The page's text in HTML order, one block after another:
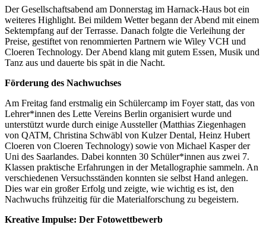
Der Gesellschaftsabend am Donnerstag im Harnack-Haus bot ein
weiteres Highlight. Bei mildem Wetter begann der Abend mit einem
Sektempfang auf der Terrasse. Danach folgte die Verleihung der
Preise, gestiftet von renommierten Partnern wie Wiley VCH und
Cloeren Technology. Der Abend klang mit gutem Essen, Musik und
Tanz aus und dauerte bis spät in die Nacht.
Förderung des Nachwuchses
Am Freitag fand erstmalig ein Schülercamp im Foyer statt, das von
Lehrer*innen des Lette Vereins Berlin organisiert wurde und
unterstützt wurde durch einige Aussteller (Matthias Ziegenhagen
von QATM, Christina Schwäbl von Kulzer Dental, Heinz Hubert
Cloeren von Cloeren Technology) sowie von Michael Kasper der
Uni des Saarlandes. Dabei konnten 30 Schüler*innen aus zwei 7.
Klassen praktische Erfahrungen in der Metallographie sammeln. An
verschiedenen Versuchsständen konnten sie selbst Hand anlegen.
Dies war ein großer Erfolg und zeigte, wie wichtig es ist, den
Nachwuchs frühzeitig für die Materialforschung zu begeistern.
Kreative Impulse: Der Fotowettbewerb